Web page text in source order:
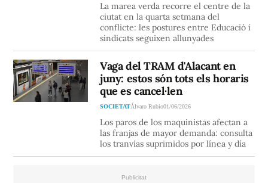
La marea verda recorre el centre de la
ciutat en la quarta setmana del
conflicte: les postures entre Educació i
sindicats seguixen allunyades
Vaga del TRAM d'Alacant en
juny: estos són tots els horaris
que es cancel·len
SOCIETATÁlvaro Rubio01/06/2026
Los paros de los maquinistas afectan a
las franjas de mayor demanda: consulta
los tranvías suprimidos por línea y día